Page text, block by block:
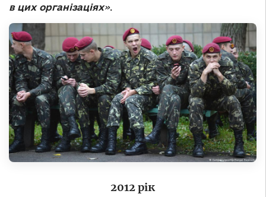
в цих організаціях».
2012 рік